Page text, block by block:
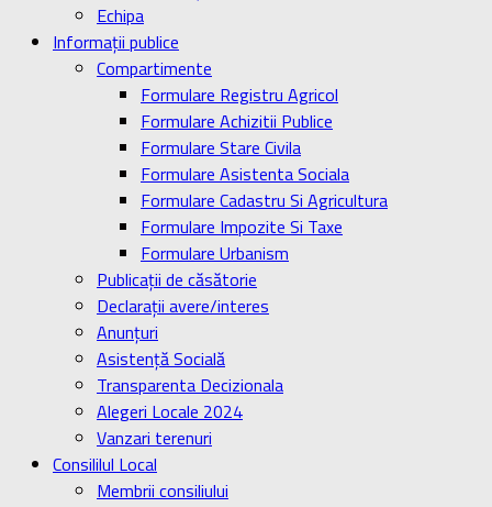
Echipa
Informaţii publice
Compartimente
Formulare Registru Agricol
Formulare Achizitii Publice
Formulare Stare Civila
Formulare Asistenta Sociala
Formulare Cadastru Si Agricultura
Formulare Impozite Si Taxe
Formulare Urbanism
Publicaţii de căsătorie
Declaraţii avere/interes
Anunţuri
Asistenţă Socială
Transparenta Decizionala
Alegeri Locale 2024
Vanzari terenuri
Consililul Local
Membrii consiliului